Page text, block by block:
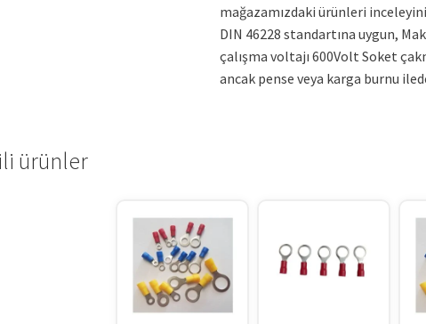
mağazamızdaki ürünleri
DIN 46228 standartına uygun,
çalışma voltajı 600Volt Soket
ancak pense veya karga burnu
ürünler